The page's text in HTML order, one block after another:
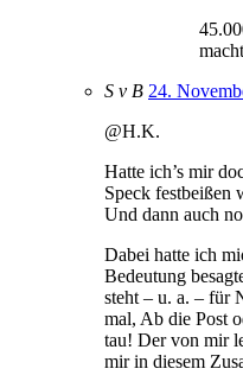
S v B 24.
@H.K.
Hatte ich’s mir
Speck
Und dann auch
Dabei hatte ich
Bedeutung
steht – u. a. – für
mal, Ab die Post
tau! Der von mir
mir in diesem